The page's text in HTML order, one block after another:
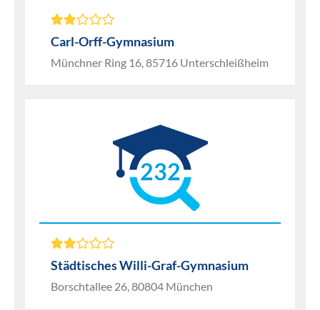
Carl-Orff-Gymnasium
Münchner Ring 16, 85716 Unterschleißheim
232
Städtisches Willi-Graf-Gymnasium
Borschtallee 26, 80804 München